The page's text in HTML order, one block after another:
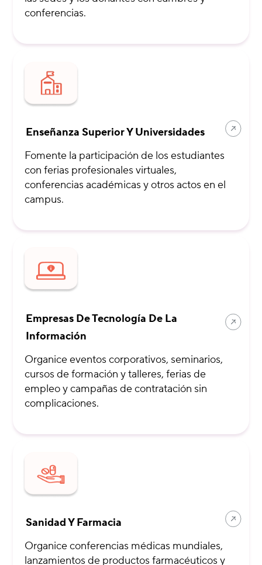
conferencias.
Enseñanza Superior Y Universidades
Fomente la participación de los estudiantes
con ferias profesionales virtuales,
conferencias académicas y otros actos en el
campus.
Empresas De Tecnología De La
Información
Organice eventos corporativos, seminarios,
cursos de formación y talleres, ferias de
empleo y campañas de contratación sin
complicaciones.
Sanidad Y Farmacia
Organice conferencias médicas mundiales,
lanzamientos de productos farmacéuticos y